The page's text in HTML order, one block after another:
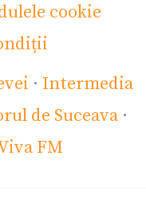
cookie
· Intermedia
de Suceava ·
FM